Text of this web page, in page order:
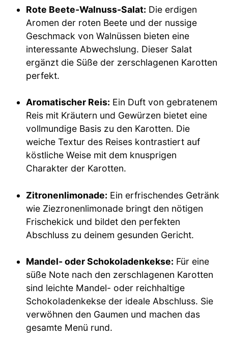
Rote Beete-Walnuss-Salat: Die erdigen
Aromen der roten Beete und der nussige
Geschmack von Walnüssen bieten eine
interessante Abwechslung. Dieser Salat
ergänzt die Süße der zerschlagenen Karotten
perfekt.
Aromatischer Reis: Ein Duft von gebratenem
Reis mit Kräutern und Gewürzen bietet eine
vollmundige Basis zu den Karotten. Die
weiche Textur des Reises kontrastiert auf
köstliche Weise mit dem knusprigen
Charakter der Karotten.
Zitronenlimonade: Ein erfrischendes Getränk
wie Ziezronenlimonade bringt den nötigen
Frischekick und bildet den perfekten
Abschluss zu deinem gesunden Gericht.
Mandel- oder Schokoladenkekse: Für eine
süße Note nach den zerschlagenen Karotten
sind leichte Mandel- oder reichhaltige
Schokoladenkekse der ideale Abschluss. Sie
verwöhnen den Gaumen und machen das
gesamte Menü rund.